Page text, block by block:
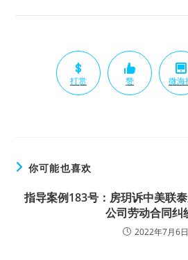
打赏 赞 微海
你可能也喜欢
指导案例183号：房玥诉中美联
公司劳动合同纠
2022年7月6日